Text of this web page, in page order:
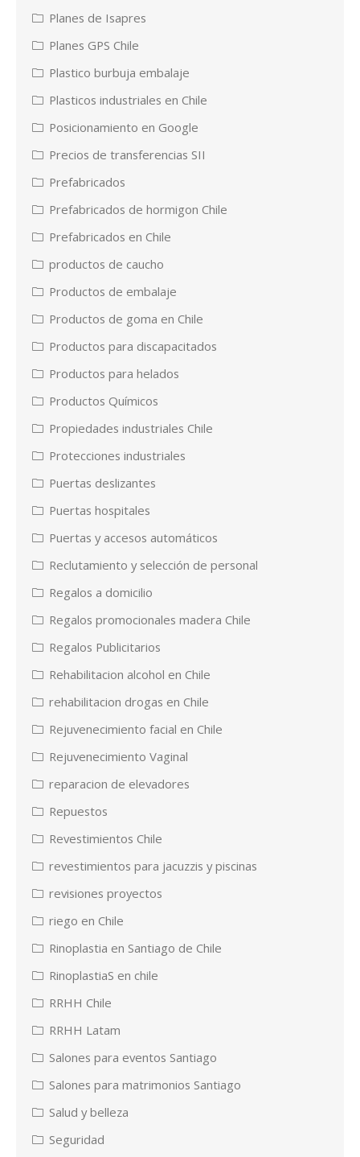
Planes de Isapres
Planes GPS Chile
Plastico burbuja embalaje
Plasticos industriales en Chile
Posicionamiento en Google
Precios de transferencias SII
Prefabricados
Prefabricados de hormigon Chile
Prefabricados en Chile
productos de caucho
Productos de embalaje
Productos de goma en Chile
Productos para discapacitados
Productos para helados
Productos Químicos
Propiedades industriales Chile
Protecciones industriales
Puertas deslizantes
Puertas hospitales
Puertas y accesos automáticos
Reclutamiento y selección de personal
Regalos a domicilio
Regalos promocionales madera Chile
Regalos Publicitarios
Rehabilitacion alcohol en Chile
rehabilitacion drogas en Chile
Rejuvenecimiento facial en Chile
Rejuvenecimiento Vaginal
reparacion de elevadores
Repuestos
Revestimientos Chile
revestimientos para jacuzzis y piscinas
revisiones proyectos
riego en Chile
Rinoplastia en Santiago de Chile
RinoplastiaS en chile
RRHH Chile
RRHH Latam
Salones para eventos Santiago
Salones para matrimonios Santiago
Salud y belleza
Seguridad